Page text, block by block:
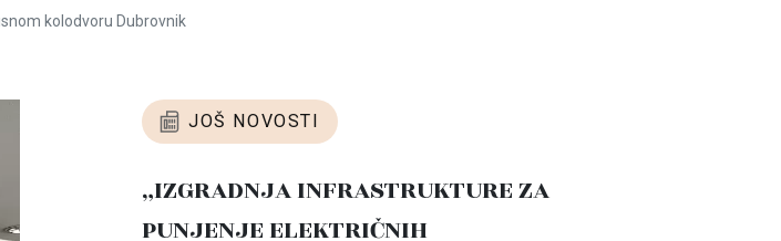
kolodvoru Dubrovnik
JOŠ NOVOSTI
„IZGRADNJA INFRASTRUKTURE ZA
PUNJENJE ELEKTRIČNIH